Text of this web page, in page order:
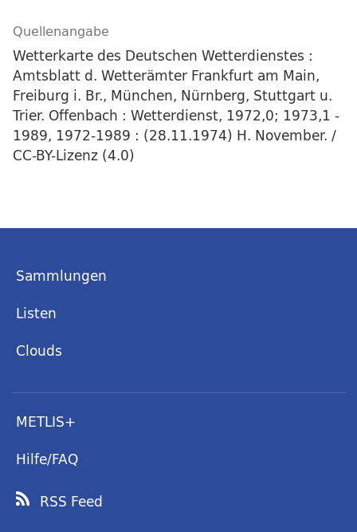
Quellenangabe
Wetterkarte des Deutschen Wetterdienstes :
Amtsblatt d. Wetterämter Frankfurt am Main,
Freiburg i. Br., München, Nürnberg, Stuttgart u.
Trier. Offenbach : Wetterdienst, 1972,0; 1973,1 -
1989, 1972-1989 : (28.11.1974) H. November. /
CC-BY-Lizenz (4.0)
Sammlungen
Listen
Clouds
METLIS+
Hilfe/FAQ
RSS Feed